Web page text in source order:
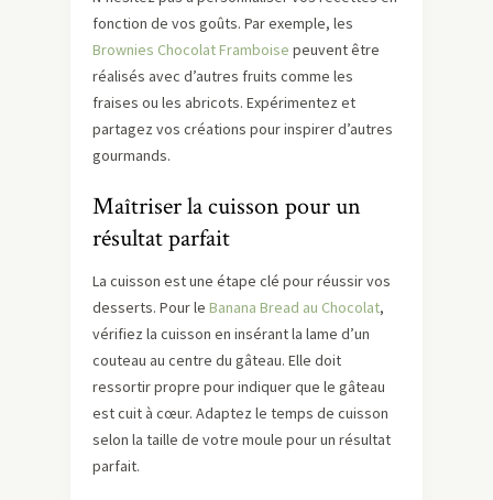
fonction de vos goûts. Par exemple, les
Brownies Chocolat Framboise peuvent être
réalisés avec d’autres fruits comme les
fraises ou les abricots. Expérimentez et
partagez vos créations pour inspirer d’autres
gourmands.
Maîtriser la cuisson pour un
résultat parfait
La cuisson est une étape clé pour réussir vos
desserts. Pour le Banana Bread au Chocolat,
vérifiez la cuisson en insérant la lame d’un
couteau au centre du gâteau. Elle doit
ressortir propre pour indiquer que le gâteau
est cuit à cœur. Adaptez le temps de cuisson
selon la taille de votre moule pour un résultat
parfait.